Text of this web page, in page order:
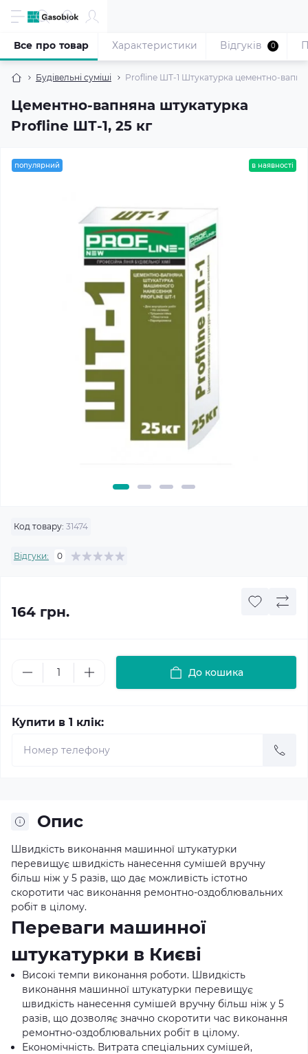
Будівельні суміші Profline ШТ-1 Штукатурка цементно-
Цементно-вапняна штукатурка
Profline ШТ-1, 25 кг
Все про товар Характеристики Відгуків 0
популярний в наявності
Код товару: 31474
Відгуки: 0
164 грн.
До кошика
Купити в 1 клік:
Опис
Швидкість виконання машинної штукатурки
перевищує швидкість нанесення сумішей вручну
більш ніж у 5 разів, що дає можливість істотно
скоротити час виконання ремонтно-оздоблювальних
робіт в цілому.
Переваги машинної
штукатурки в Києві
Високі темпи виконання роботи. Швидкість
виконання машинної штукатурки перевищує
швидкість нанесення сумішей вручну більш ніж у 5
разів, що дозволяє значно скоротити час виконання
ремонтно-оздоблювальних робіт в цілому.
Економічність. Витрата спеціальних сумішей,